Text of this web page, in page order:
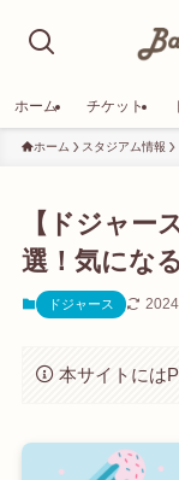
ホーム チケット
ホーム スタジアム情報
【ドジャー
選！気にな
ドジャース
本サイトには